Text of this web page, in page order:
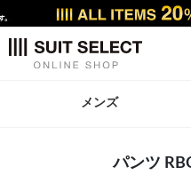
メンズ
パンツ